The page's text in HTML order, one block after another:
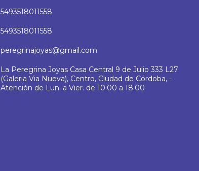
5493518011558
5493518011558
peregrinajoyas@gmail.com
La Peregrina Joyas Casa Central 9 de Julio 333 L27
(Galeria Via Nueva), Centro, Ciudad de Córdoba, -
Atención de Lun. a Vier. de 10:00 a 18.00